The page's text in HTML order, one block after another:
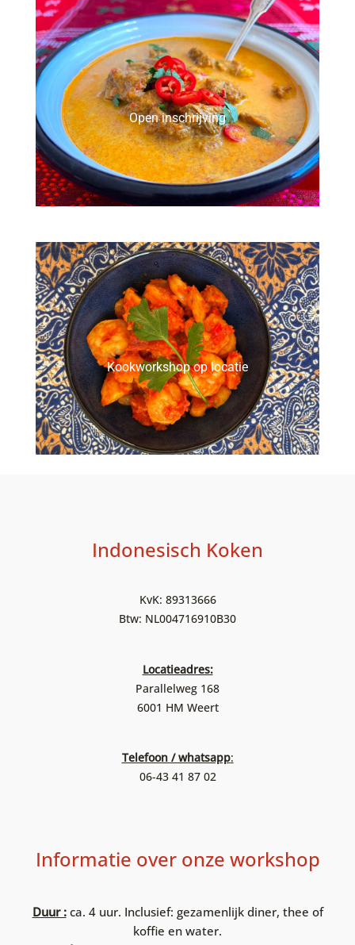
Open inschrijving
Kookworkshop op locatie
Indonesisch Koken
KvK: 89313666
Btw: NL004716910B30
Locatieadres:
Parallelweg 168
6001 HM Weert
Telefoon / whatsapp:
06-43 41 87 02
Informatie over onze workshop
Duur :ca. 4 uur. Inclusief: gezamenlijk diner, thee of
koffie en water.